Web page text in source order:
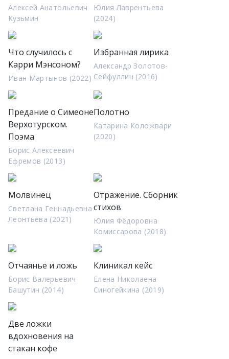
Алексей Анатольевич
Кузьмин
Юлия Лаврентьева
(2024)
Что случилось с
Карри Мэнсоном?
Иван Мартынов (2022)
Избранная лирика
Александр Золотов-
Сейфуллин (2016)
Предание о Симеоне
Верхотурском.
Поэма
Борис Алексеевич
Ефремов (2013)
Полотно
Катарина Коложвари
(2020)
Молвинец
Светлана Геннадьевна
Леонтьева (2021)
Отражение. Сборник
стихов
Юлия Фёдоровна
Комиссарова (2018)
Отчаянье и ложь
Борис Валерьевич
Башутин (2014)
Клиникал кейс
Елена Николаена
Синогейкина (2019)
Две ложки
вдохновения на
стакан кофе